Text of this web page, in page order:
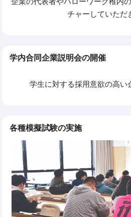
チャーしていただ
学内合同企業説明会の開催
学生に対する採用意欲の高い
各種模擬試験の実施